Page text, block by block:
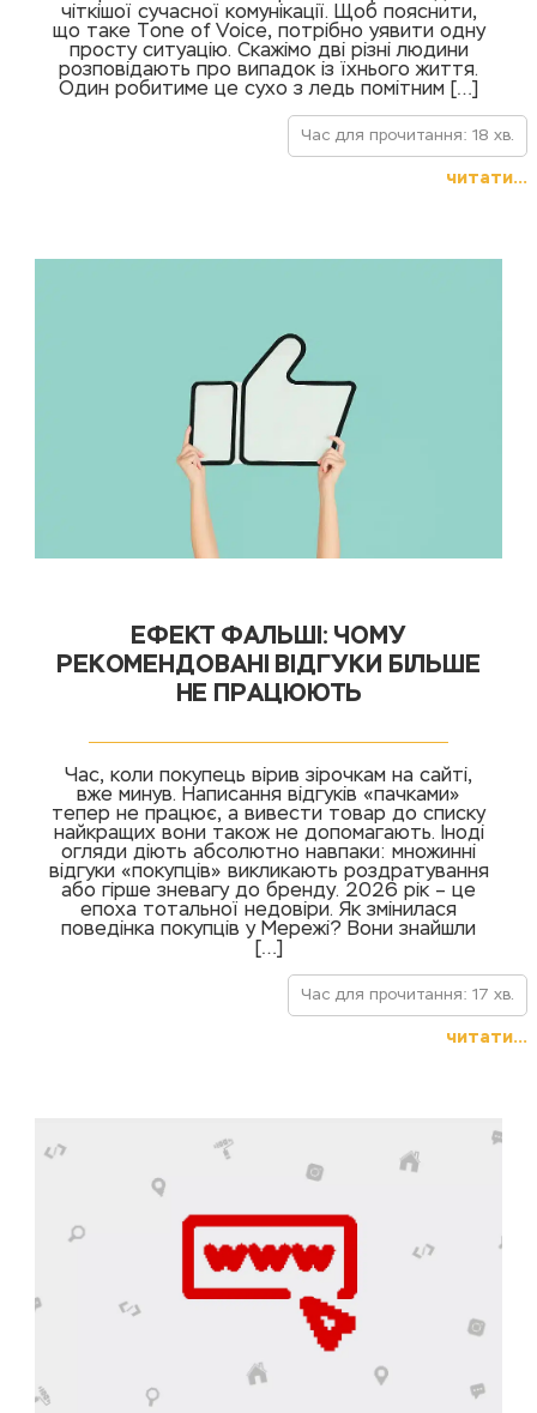
чіткішої сучасної комунікації. Щоб пояснити,
що таке Tone of Voice, потрібно уявити одну
просту ситуацію. Скажімо дві різні людини
розповідають про випадок із їхнього життя.
Один робитиме це сухо з ледь помітним […]
Час для прочитання: 18 хв.
читати...
ЕФЕКТ ФАЛЬШІ: ЧОМУ
РЕКОМЕНДОВАНІ ВІДГУКИ БІЛЬШЕ
НЕ ПРАЦЮЮТЬ
Час, коли покупець вірив зірочкам на сайті,
вже минув. Написання відгуків «пачками»
тепер не працює, а вивести товар до списку
найкращих вони також не допомагають. Іноді
огляди діють абсолютно навпаки: множинні
відгуки «покупців» викликають роздратування
або гірше зневагу до бренду. 2026 рік – це
епоха тотальної недовіри. Як змінилася
поведінка покупців у Мережі? Вони знайшли
[…]
Час для прочитання: 17 хв.
читати...